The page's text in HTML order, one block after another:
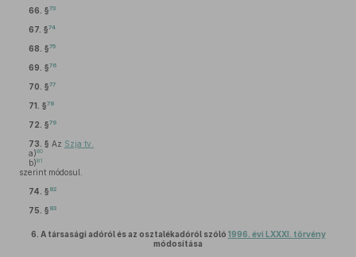
66. §73
67. §74
68. §75
69. §76
70. §77
71. §78
72. §79
73. § Az Szja tv.
a)80
b)81
szerint módosul.
74. § 82
75. § 83
6. A társasági adóról és az osztalékadóról szóló 1996. évi LXXXI. törvény
módosítása